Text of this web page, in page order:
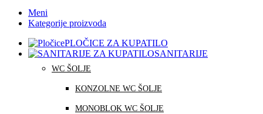
Meni
Kategorije proizvoda
PLOČICE ZA KUPATILO
SANITARIJE
WC ŠOLJE
KONZOLNE WC ŠOLJE
MONOBLOK WC ŠOLJE